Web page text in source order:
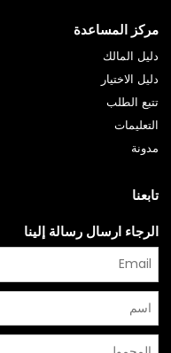
مركز المساعدة
دليل المالك
دليل الاختيار
تتبع الطلب
التعليمات
مدونة
تابعنا
الرجاء ارسال رسالة إلينا